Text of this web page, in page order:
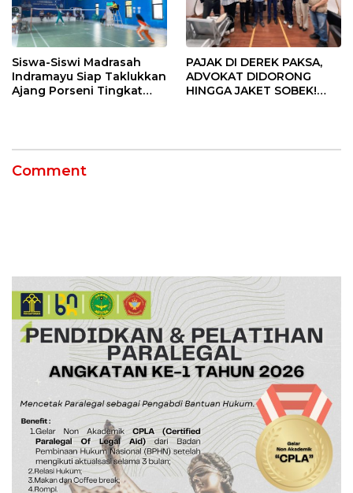
Siswa-Siswi Madrasah
Indramayu Siap Taklukkan
Ajang Porseni Tingkat
PAJAK DI DEREK PAKSA,
ADVOKAT DIDORONG
HINGGA JAKET SOBEK!
Comment